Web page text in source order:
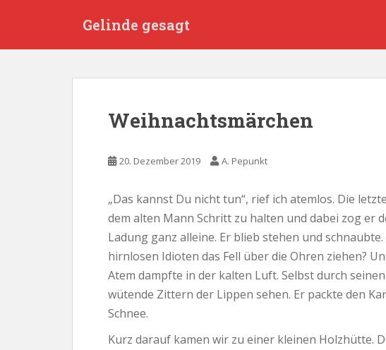
Gelinde gesagt
Weihnachtsmärchen
20. Dezember 2019 A. Pepunkt
„Das kannst Du nicht tun“, rief ich atemlos. Die
dem alten Mann Schritt zu halten und dabei zog er
Ladung ganz alleine. Er blieb stehen und
hirnlosen Idioten das Fell über die Ohren ziehen?
Atem dampfte in der kalten Luft. Selbst durch
wütende Zittern der Lippen sehen. Er packte den
Schnee.
Kurz darauf kamen wir zu einer kleinen Holzhütte.